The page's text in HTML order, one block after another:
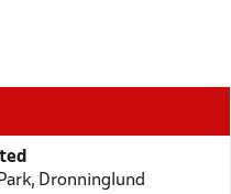
Dronninglund